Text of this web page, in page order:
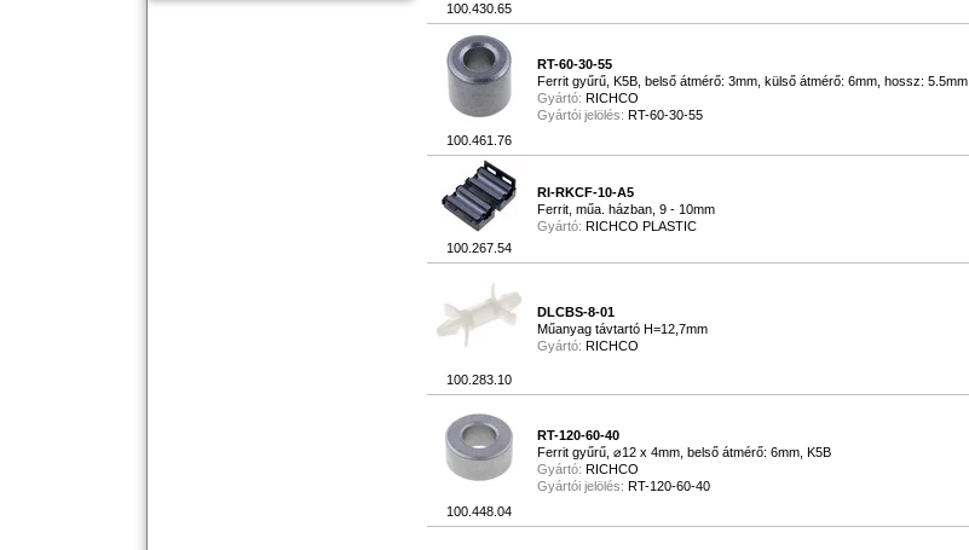
100.430.65
100.461.76
RT-60-30-55
Ferrit gyűrű, K5B, belső átmérő: 3mm, külső átmérő: 6mm, hossz: 5.5mm
Gyártó: RICHCO
Gyártói jelölés: RT-60-30-55
100.267.54
RI-RKCF-10-A5
Ferrit, műa. házban, 9 - 10mm
Gyártó: RICHCO PLASTIC
100.283.10
DLCBS-8-01
Műanyag távtartó H=12,7mm
Gyártó: RICHCO
100.448.04
RT-120-60-40
Ferrit gyűrű, ⌀12 x 4mm, belső átmérő: 6mm, K5B
Gyártó: RICHCO
Gyártói jelölés: RT-120-60-40